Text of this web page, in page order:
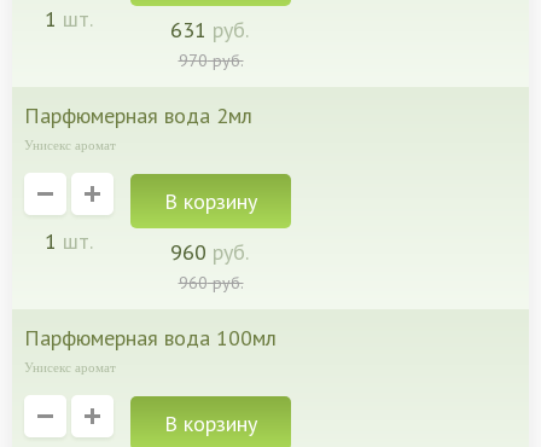
1 шт. 631 руб.
970руб.
парфюмерная вода 2мл
Унисекс аромат
1 шт. 960 руб.
960руб.
парфюмерная вода 100мл
Унисекс аромат